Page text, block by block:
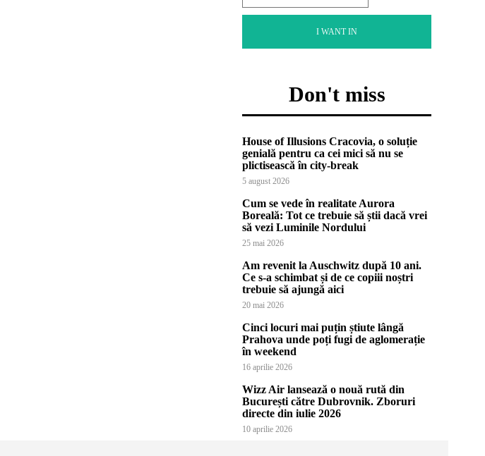
I WANT IN
Don't miss
House of Illusions Cracovia, o soluție
genială pentru ca cei mici să nu se
plictisească în city-break
5 august 2026
Cum se vede în realitate Aurora
Boreală: Tot ce trebuie să știi dacă vrei
să vezi Luminile Nordului
25 mai 2026
Am revenit la Auschwitz după 10 ani.
Ce s-a schimbat și de ce copiii noștri
trebuie să ajungă aici
20 mai 2026
Cinci locuri mai puțin știute lângă
Prahova unde poți fugi de aglomerație
în weekend
16 aprilie 2026
Wizz Air lansează o nouă rută din
București către Dubrovnik. Zboruri
directe din iulie 2026
10 aprilie 2026